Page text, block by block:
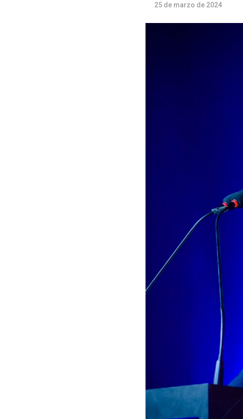
25 de marzo de 2024